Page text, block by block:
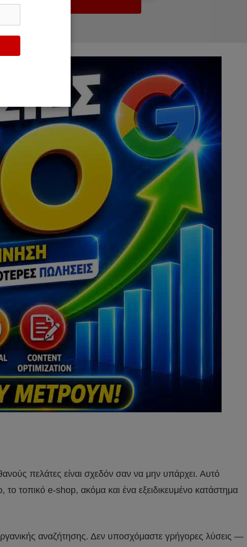
πελάτες είναι σχεδόν σαν να μην υπάρχει. Αυτό
το τοπικό e-shop, ακόμα και ένα εξειδικευμένο κατάστημα
αναζήτησης. Δεν υποσχόμαστε γρήγορες λύσεις —